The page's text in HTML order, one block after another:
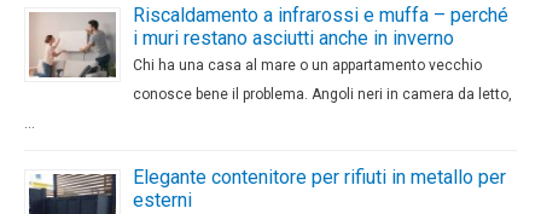
Riscaldamento a infrarossi e muffa – perché
i muri restano asciutti anche in inverno
Chi ha una casa al mare o un appartamento vecchio
conosce bene il problema. Angoli neri in camera da letto,
…
Elegante contenitore per rifiuti in metallo per
esterni